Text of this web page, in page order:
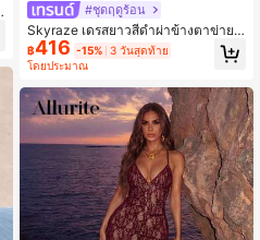
#ชุดฤดูร้อน
Skyraze เดรสยาวสีดำผ่าข้างตาข่ายฉ
ลุลูกไม้
฿416 -15% 3 วันสุดท้าย
โดยประมาณ